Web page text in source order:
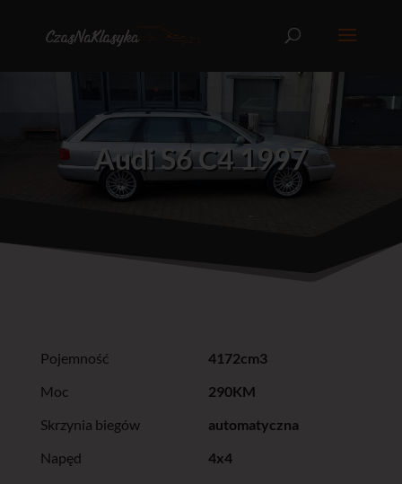
Audi S6 C4 1997
Pojemność
4172cm3
Moc
290KM
Skrzynia biegów
automatyczna
Napęd
4x4